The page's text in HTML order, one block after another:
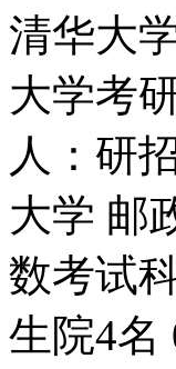
清华大
大学考
人：研
大学 邮
数考试
生院4名